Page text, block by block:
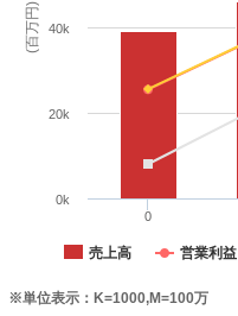
(百万円)
売上高 営業利益
0
0k
20k
40k
※単位表示：K=1000,M=100万